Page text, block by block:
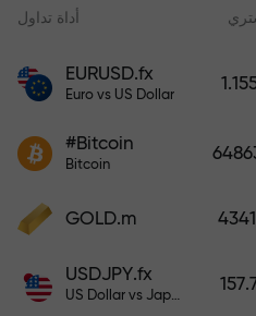
زاد مبلغ الإيداع، زادت
أداة تداول
EURUSD.fx
Euro vs US Dollar
#Bitcoin
Bitcoin
GOLD.m
USDJPY.fx
US Dollar vs Japanese Yen